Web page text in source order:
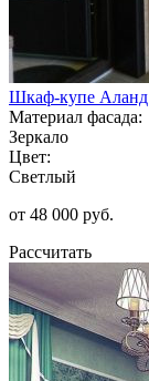
Шкаф-купе Аланд
Материал фасада:
Зеркало
Цвет:
Светлый
от 48 000 руб.
Рассчитать